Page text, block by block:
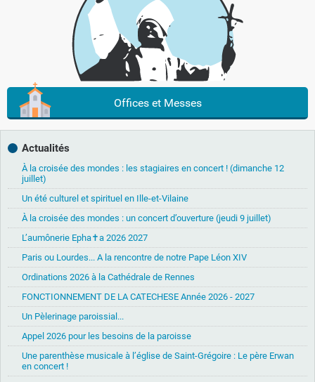
Offices et Messes
Actualités
À la croisée des mondes : les stagiaires en concert ! (dimanche 12
juillet)
Un été culturel et spirituel en Ille-et-Vilaine
À la croisée des mondes : un concert d’ouverture (jeudi 9 juillet)
L’aumônerie Epha✝a 2026 2027
Paris ou Lourdes... A la rencontre de notre Pape Léon XIV
Ordinations 2026 à la Cathédrale de Rennes
FONCTIONNEMENT DE LA CATECHESE Année 2026 - 2027
Un Pèlerinage paroissial...
Appel 2026 pour les besoins de la paroisse
Une parenthèse musicale à l’église de Saint-Grégoire : Le père Erwan
en concert !